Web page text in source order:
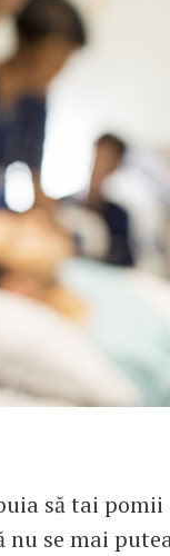
să tai
nu se mai